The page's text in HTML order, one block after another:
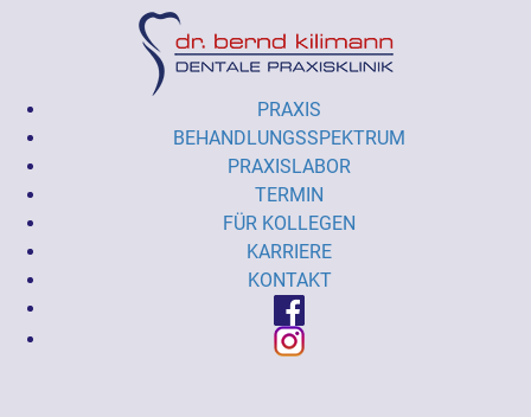
PRAXIS
BEHANDLUNGSSPEKTRUM
PRAXISLABOR
TERMIN
FÜR KOLLEGEN
KARRIERE
KONTAKT